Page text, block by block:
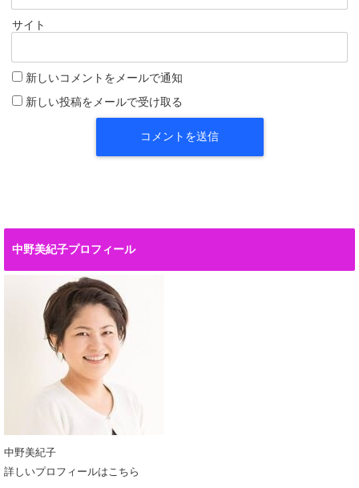
サイト
新しいコメントをメールで通知
新しい投稿をメールで受け取る
中野美紀子プロフィール
中野美紀子
詳しいプロフィールはこちら